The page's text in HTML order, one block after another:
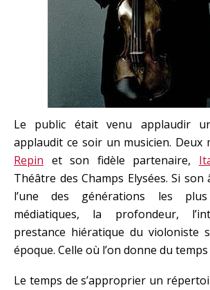
Le public était venu applaudir
applaudit ce soir un musicien. Deux
Repin et son fidèle partenaire,
Théâtre des Champs Elysées. Si son
l’une des générations les plus
médiatiques, la profondeur,
prestance hiératique du violoniste
époque. Celle où l’on donne du
Le temps de s’approprier un